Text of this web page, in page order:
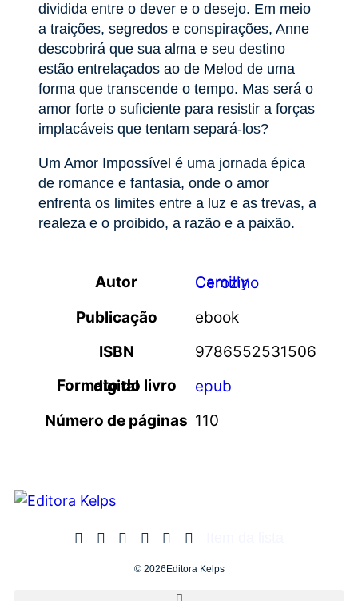
dividida entre o dever e o desejo. Em meio
a traições, segredos e conspirações, Anne
descobrirá que sua alma e seu destino
estão entrelaçados ao de Melod de uma
forma que transcende o tempo. Mas será o
amor forte o suficiente para resistir a forças
implacáveis que tentam separá-los?
Um Amor Impossível é uma jornada épica
de romance e fantasia, onde o amor
enfrenta os limites entre a luz e as trevas, a
realeza e o proibido, a razão e a paixão.
Autor
Camilly Cerozino
Publicação
ebook
ISBN
9786552531506
Formato do livro digital
epub
Número de páginas 110
© 2026Editora Kelps